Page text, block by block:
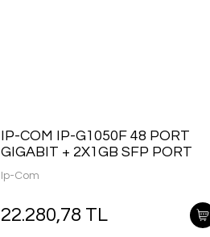
IP-COM IP-G1050F 48 PORT
GIGABIT + 2X1GB SFP PORT
Ip-Com
22.280,78 TL